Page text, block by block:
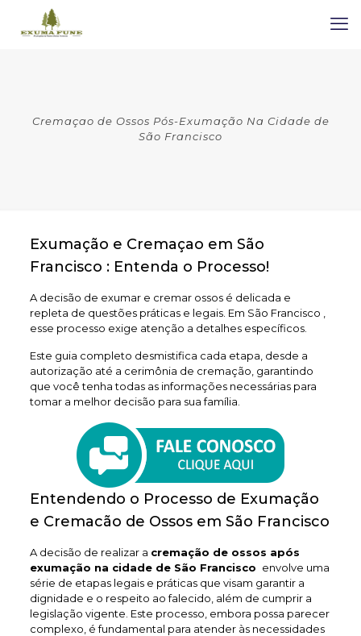
Cremaçao de Ossos Pós-Exumação Na Cidade de
São Francisco
Exumação e Cremaçao em São
Francisco : Entenda o Processo!
A decisão de exumar e cremar ossos é delicada e
repleta de questões práticas e legais. Em São Francisco ,
esse processo exige atenção a detalhes específicos.
Este guia completo desmistifica cada etapa, desde a
autorização até a cerimônia de cremação, garantindo
que você tenha todas as informações necessárias para
tomar a melhor decisão para sua família.
Entendendo o Processo de Exumação
e Cremacão de Ossos em São Francisco
A decisão de realizar a cremação de ossos após
exumação na cidade de São Francisco envolve uma
série de etapas legais e práticas que visam garantir a
dignidade e o respeito ao falecido, além de cumprir a
legislação vigente. Este processo, embora possa parecer
complexo, é fundamental para atender às necessidades